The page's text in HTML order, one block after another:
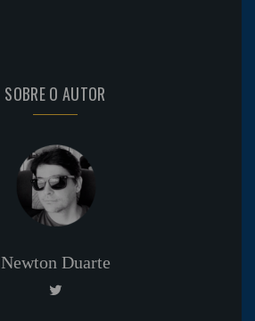
SOBRE O AUTOR
Newton Duarte